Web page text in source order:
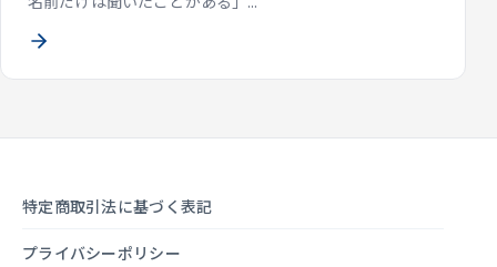
特定商取引法に基づく表記
プライバシーポリシー